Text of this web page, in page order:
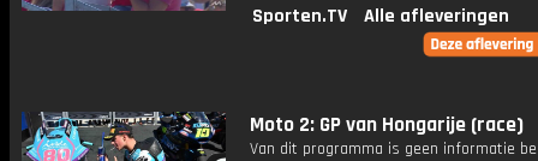
Sporten.TV
Alle afleveringen
Moto 2: GP van Hongarije (race)
Van dit programma is geen informatie